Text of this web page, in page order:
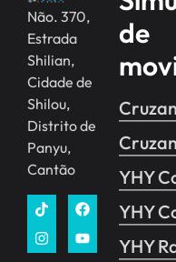
Não. 370,
Estrada
Shilian,
Cidade de
Shilou,
Distrito de
Panyu,
Cantão
de
YHY
YHY
YHY